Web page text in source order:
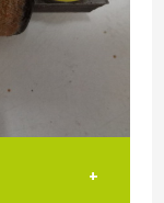
+